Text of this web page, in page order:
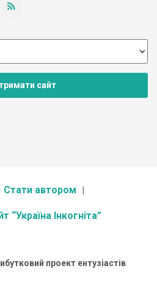
сайт
Стати автором
“Україна Інкогніта”
проект ентузіастів